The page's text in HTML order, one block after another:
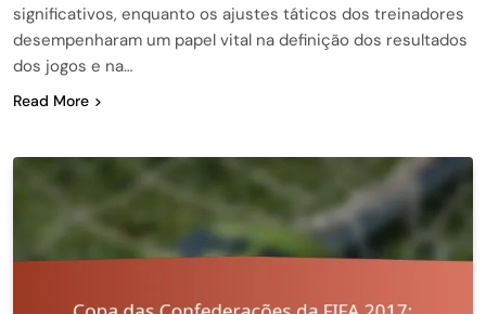
significativos, enquanto os ajustes táticos dos treinadores
desempenharam um papel vital na definição dos resultados
dos jogos e na…
Read More